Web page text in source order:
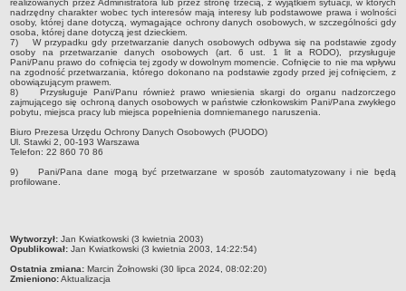
Prawo miejscowe
Zarządzenia
Studium uwarunkowań i kierunków zagospodarowania
przestrzennego
Dane przestrzenne - MPZP
Stałe obwody głosowania, numery, granice oraz siedziby
obwodowych komisji wyborczych, opis granic okręgów wyborczych
Plan ogólny gminy Rypin
Zmiany budżetu
Majątek gminy
realizowanych przez Administratora lub przez stronę trzecią, z wyjątkiem sytuacji, w których
nadrzędny charakter wobec tych interesów mają interesy lub podstawowe prawa i wolności
osoby, której dane dotyczą, wymagające ochrony danych osobowych, w szczególności gdy
osoba, której dane dotyczą jest dzieckiem.
7) W przypadku gdy przetwarzanie danych osobowych odbywa się na podstawie zgody
osoby na przetwarzanie danych osobowych (art. 6 ust. 1 lit a RODO), przysługuje
Pani/Panu prawo do cofnięcia tej zgody w dowolnym momencie. Cofnięcie to nie ma wpływu
na zgodność przetwarzania, którego dokonano na podstawie zgody przed jej cofnięciem, z
obowiązującym prawem.
8) Przysługuje Pani/Panu również prawo wniesienia skargi do organu nadzorczego
zajmującego się ochroną danych osobowych w państwie członkowskim Pani/Pana zwykłego
pobytu, miejsca pracy lub miejsca popełnienia domniemanego naruszenia.
Biuro Prezesa Urzędu Ochrony Danych Osobowych (PUODO)
Ul. Stawki 2, 00-193 Warszawa
Telefon: 22 860 70 86
9) Pani/Pana dane mogą być przetwarzane w sposób zautomatyzowany i nie będą
profilowane.
metryczka
Wytworzył: Jan Kwiatkowski (3 kwietnia 2003)
Opublikował: Jan Kwiatkowski (3 kwietnia 2003, 14:22:54)
Ostatnia zmiana: Marcin Żołnowski (30 lipca 2024, 08:02:20)
Zmieniono:Aktualizacja